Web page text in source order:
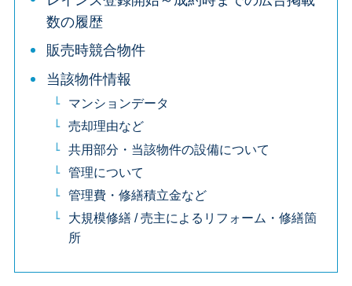
数の履歴
販売時競合物件
当該物件情報
マンションデータ
売却理由など
共用部分・当該物件の設備について
管理について
管理費・修繕積立金など
大規模修繕 / 売主によるリフォーム・修繕箇
所